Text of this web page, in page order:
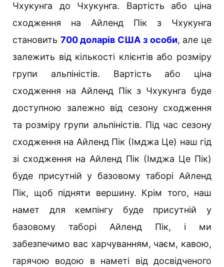
Чхукунга до Чхукунга. Вартість або ціна
сходження на Айленд Пік з Чхукунга
становить 700 доларів США з особи, але це
залежить від кількості клієнтів або розміру
групи альпіністів. Вартість або ціна
сходження на Айленд Пік з Чхукунга буде
доступною залежно від сезону сходження
та розміру групи альпіністів. Під час сезону
сходження на Айленд Пік (Імджа Це) наш гід
зі сходження на Айленд Пік (Імджа Це Пік)
буде присутній у базовому таборі Айленд
Пік, щоб підняти вершину. Крім того, наш
намет для кемпінгу буде присутній у
базовому таборі Айленд Пік, і ми
забезпечимо вас харчуванням, чаєм, кавою,
гарячою водою в наметі від досвідченого